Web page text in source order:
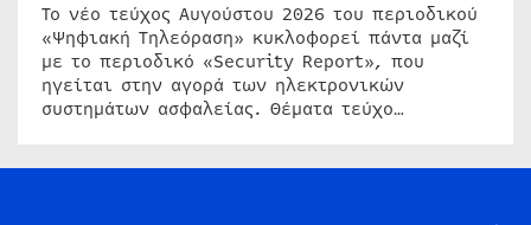
Το νέο τεύχος Αυγούστου 2026 του περιοδικού
«Ψηφιακή Τηλεόραση» κυκλοφορεί πάντα μαζί
με το περιοδικό «Security Report», που
ηγείται στην αγορά των ηλεκτρονικών
συστημάτων ασφαλείας. Θέματα τεύχο…